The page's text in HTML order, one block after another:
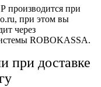
производится при
при этом вы
через
ROBOKASSA.
при доставке